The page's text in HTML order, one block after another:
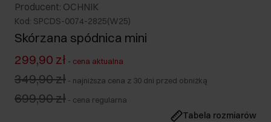
Producent: OCHNIK
Kod: SPCDS-0074-2825(W25)
Skórzana spódnica mini
299,90 zł - cena aktualna
349,90 zł - najniższa cena z 30 dni przed obniżką
699,90 zł - cena regularna
Tabela rozmiarów